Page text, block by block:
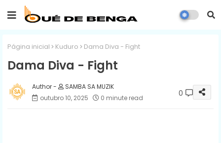
Página inicial Kuduro Dama Diva - Fight
Dama Diva - Fight
SAMBA SA MUZIK
outubro 10, 2025
0 minute read 0